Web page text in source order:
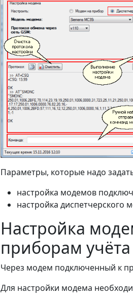
Параметры, которые надо
настройка модемов
настройка диспетчерского
Настройка
приборам учёта
Через модем подключенный к
Для настройки модема